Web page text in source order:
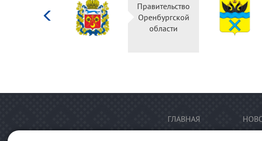
Правительство
Оренбургской
области
ГЛАВНАЯ